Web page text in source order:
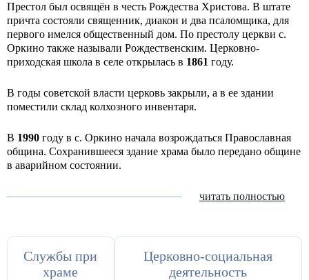
Престол был освящён в честь Рождества Христова. В штате
причта состояли священник, диакон и два псаломщика, для
первого имелся общественный дом. По престолу церкви с.
Оркино также называли Рождественским. Церковно-
приходская школа в селе открылась в 1861 году.
В годы советской власти церковь закрыли, а в ее здании
поместили склад колхозного инвентаря.
В 1990 году в с. Оркино начала возрождаться Православная
община. Сохранившееся здание храма было передано общине
в аварийном состоянии.
читать полностью
Службы при
храме
Церковно-социальная
деятельность